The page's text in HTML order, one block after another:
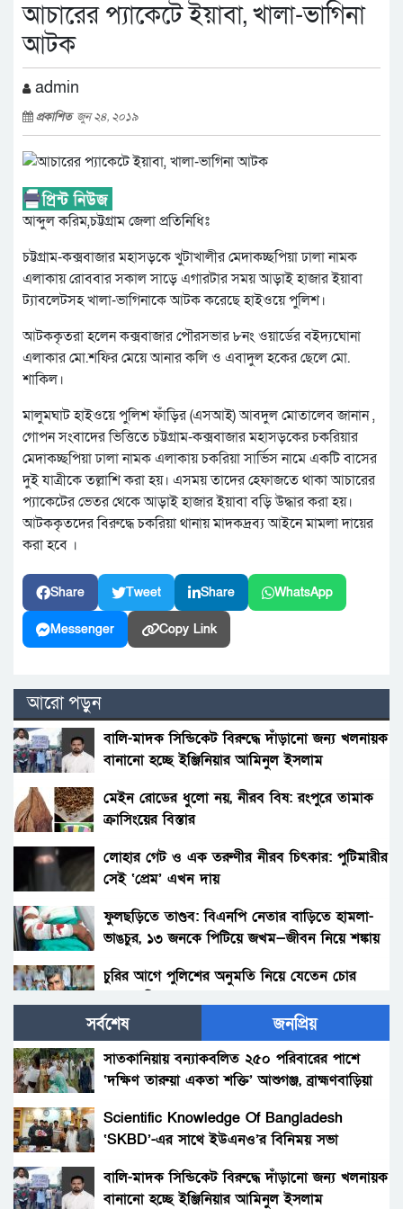
আচারের প্যাকেটে ইয়াবা, খালা-ভাগিনা
আটক
admin
প্রকাশিত জুন ২৪, ২০১৯
আব্দুল করিম,চট্টগ্রাম জেলা প্রতিনিধিঃ
চট্টগ্রাম-কক্সবাজার মহাসড়কে খুটাখালীর মেদাকচ্ছপিয়া ঢালা নামক
এলাকায় রোববার সকাল সাড়ে এগারটার সময় আড়াই হাজার ইয়াবা
ট্যাবলেটসহ খালা-ভাগিনাকে আটক করেছে হাইওয়ে পুলিশ।
আটককৃতরা হলেন কক্সবাজার পৌরসভার ৮নং ওয়ার্ডের বইদ্যঘোনা
এলাকার মো.শফির মেয়ে আনার কলি ও এবাদুল হকের ছেলে মো.
শাকিল।
মালুমঘাট হাইওয়ে পুলিশ ফাঁড়ির (এসআই) আবদুল মোতালেব জানান ,
গোপন সংবাদের ভিত্তিতে চট্টগ্রাম-কক্সবাজার মহাসড়কের চকরিয়ার
মেদাকচ্ছপিয়া ঢালা নামক এলাকায় চকরিয়া সার্ভিস নামে একটি বাসের
দুই যাত্রীকে তল্লাশি করা হয়। এসময় তাদের হেফাজতে থাকা আচারের
প্যাকেটের ভেতর থেকে আড়াই হাজার ইয়াবা বড়ি উদ্ধার করা হয়।
আটককৃতদের বিরুদ্ধে চকরিয়া থানায় মাদকদ্রব্য আইনে মামলা দায়ের
করা হবে ।
Share Tweet Share WhatsApp
Messenger Copy Link
আরো পড়ুন
বালি-মাদক সিন্ডিকেট বিরুদ্ধে দাঁড়ানো জন্য খলনায়ক
বানানো হচ্ছে ইঞ্জিনিয়ার আমিনুল ইসলাম
মেইন রোডের ধুলো নয়, নীরব বিষ: রংপুরে তামাক
ক্রাসিংয়ের বিস্তার
লোহার গেট ও এক তরুণীর নীরব চিৎকার: পুটিমারীর
সেই ‘প্রেম’ এখন দায়
ফুলছড়িতে তাণ্ডব: বিএনপি নেতার বাড়িতে হামলা-
ভাঙচুর, ১৩ জনকে পিটিয়ে জখম—জীবন নিয়ে শঙ্কায়
চুরির আগে পুলিশের অনুমতি নিয়ে যেতেন চোর
পলাশবাড়ীতে থানায় ঢুকে ওসিসহ পুলিশ সদস্যদের
মারধর, যুব জামায়াত নেতাকর্মীর বিরুদ্ধে মামলা :
গ্রেফতার ১জন।
সতর্কবার্তা
যুবক গ্রেপ্তার।
সর্বশেষ জনপ্রিয়
সাতকানিয়ায় বন্যাকবলিত ২৫০ পরিবারের পাশে
‘দক্ষিণ তারুয়া একতা শক্তি’ আশুগঞ্জ, ব্রাহ্মণবাড়িয়া
Scientific Knowledge Of Bangladesh
‘SKBD’-এর সাথে ইউএনও’র বিনিময় সভা
বালি-মাদক সিন্ডিকেট বিরুদ্ধে দাঁড়ানো জন্য খলনায়ক
বানানো হচ্ছে ইঞ্জিনিয়ার আমিনুল ইসলাম